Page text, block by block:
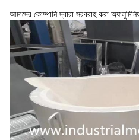
আমাদের কোম্পানি দ্বারা সরবরাহ করা